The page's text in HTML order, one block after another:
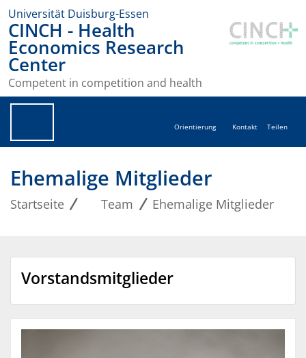
Universität Duisburg-Essen
CINCH - Health
Economics Research
Center
Competent in competition and health
Orientierung Kontakt Teilen
Ehemalige Mitglieder
Startseite Team Ehemalige Mitglieder
Vorstandsmitglieder